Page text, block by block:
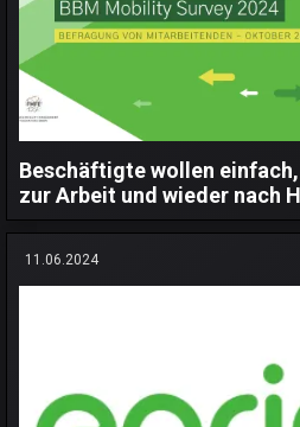
Beschäftigte wollen einfach,
zur Arbeit und wieder nach
11.06.2024